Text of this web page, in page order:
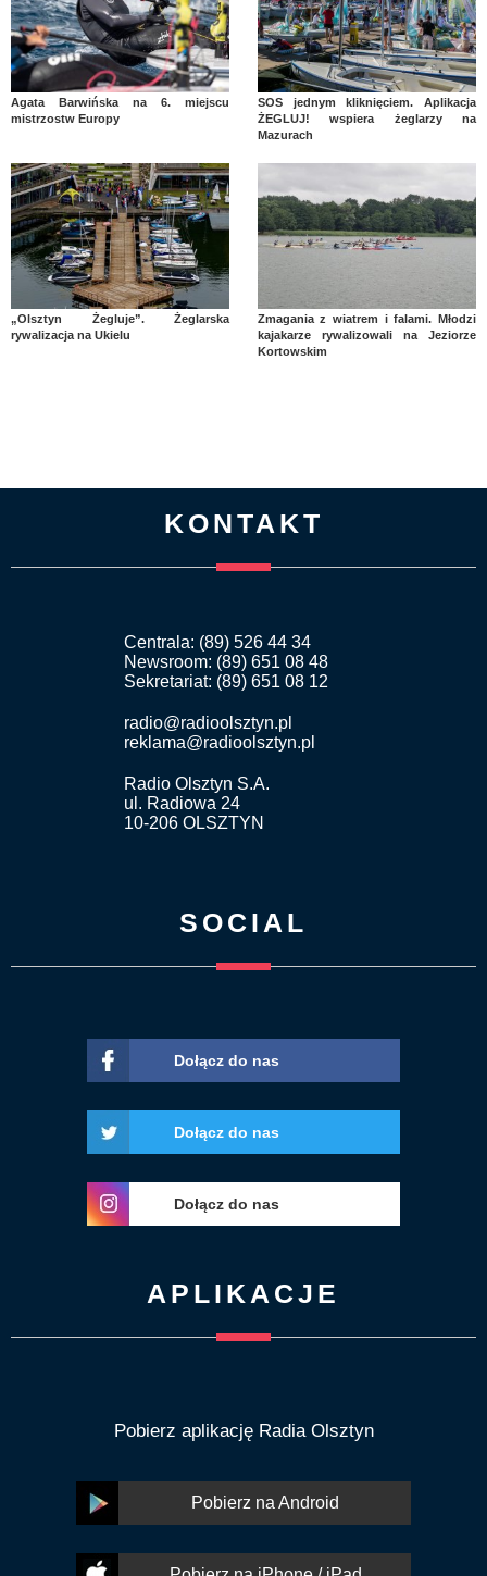
Agata Barwińska na 6. miejscu
mistrzostw Europy
SOS jednym kliknięciem. Aplikacja
ŻEGLUJ! wspiera żeglarzy na
Mazurach
„Olsztyn Żegluje”. Żeglarska
rywalizacja na Ukielu
Zmagania z wiatrem i falami. Młodzi
kajakarze rywalizowali na Jeziorze
Kortowskim
KONTAKT
Centrala: (89) 526 44 34
Newsroom: (89) 651 08 48
Sekretariat: (89) 651 08 12
radio@radioolsztyn.pl
reklama@radioolsztyn.pl
Radio Olsztyn S.A.
ul. Radiowa 24
10-206 OLSZTYN
SOCIAL
Dołącz do nas
Dołącz do nas
Dołącz do nas
APLIKACJE
Pobierz aplikację Radia Olsztyn
Pobierz na Android